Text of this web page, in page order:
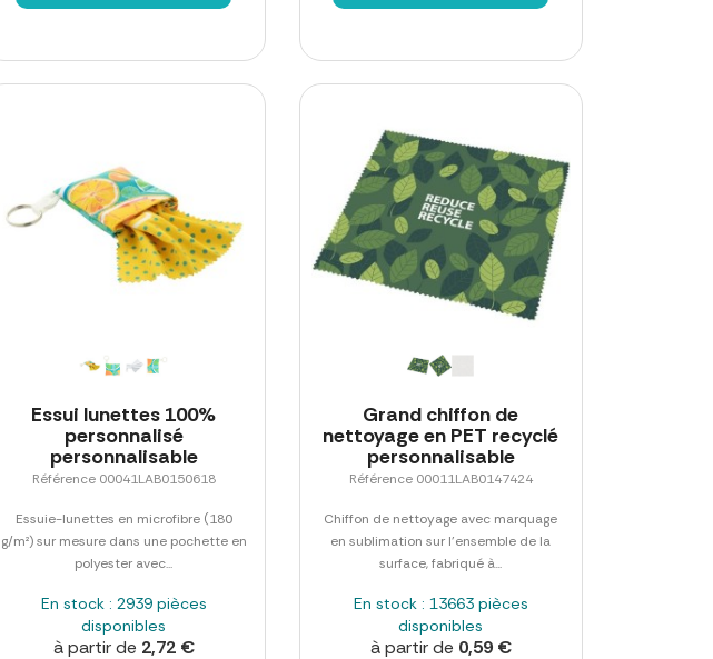
Essui lunettes 100%
personnalisé
personnalisable
Référence 00041LAB0150618
Essuie-lunettes en microfibre (180
g/m²) sur mesure dans une pochette en
polyester avec...
En stock : 2939 pièces
disponibles
à partir de 2,72 €
Grand chiffon de
nettoyage en PET recyclé
personnalisable
Référence 00011LAB0147424
Chiffon de nettoyage avec marquage
en sublimation sur l'ensemble de la
surface, fabriqué à...
En stock : 13663 pièces
disponibles
à partir de 0,59 €